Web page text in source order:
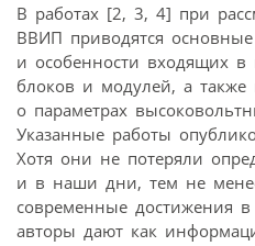
В работах [2, 3, 4] при
ВВИП приводятся основные
и особенности входящих
блоков и модулей, а также
о параметрах
Указанные работы
Хотя они не потеряли
и в наши дни, тем не
современные достижения
авторы дают как